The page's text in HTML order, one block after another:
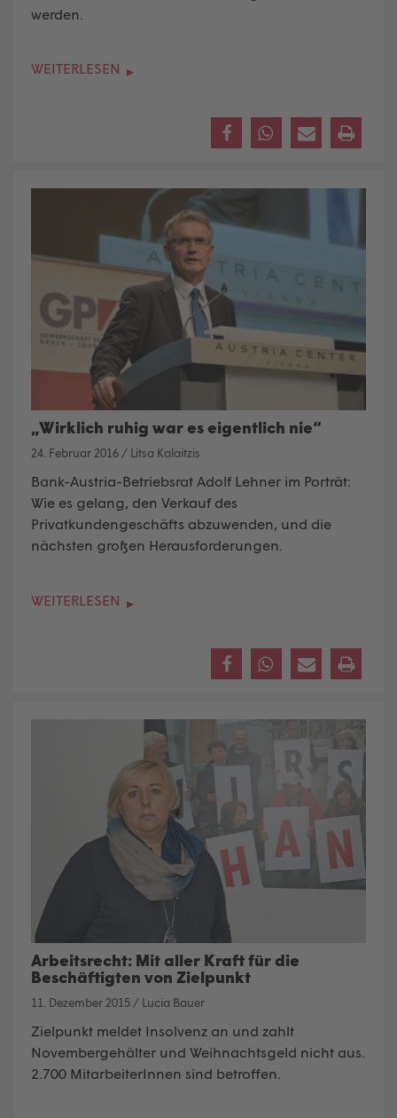
werden.
WEITERLESEN
„Wirklich ruhig war es eigentlich nie“
24. Februar 2016 / Litsa Kalaitzis
Bank-Austria-Betriebsrat Adolf Lehner im Porträt:
Wie es gelang, den Verkauf des
Privatkundengeschäfts abzuwenden, und die
nächsten großen Herausforderungen.
WEITERLESEN
Arbeitsrecht: Mit aller Kraft für die
Beschäftigten von Zielpunkt
11. Dezember 2015 / Lucia Bauer
Zielpunkt meldet Insolvenz an und zahlt
Novembergehälter und Weihnachtsgeld nicht aus.
2.700 MitarbeiterInnen sind betroffen.